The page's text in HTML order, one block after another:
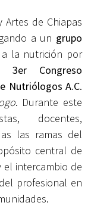
Artes de Chiapas
a un grupo
la nutrición por
3er Congreso
Nutriólogos A.C.
. Durante este
docentes,
las ramas del
central de
el intercambio de
profesional en